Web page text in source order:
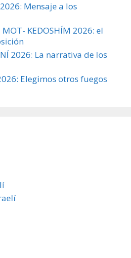
Mensaje a los
MOT- KEDOSHÍM 2026: el
2026: La narrativa de los
Elegimos otros fuegos